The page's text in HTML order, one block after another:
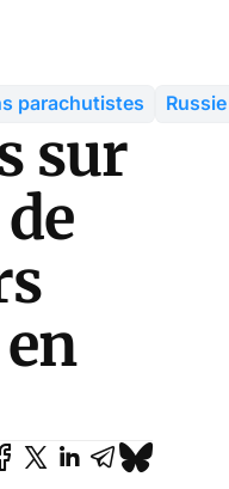
parachutistes Russie
sur